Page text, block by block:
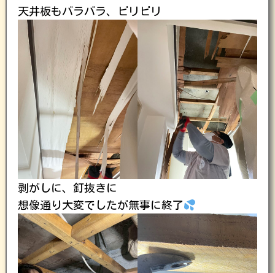
天井板もバラバラ、ビリビリ
剥がしに、釘抜きに
想像通り大変でしたが無事に終了